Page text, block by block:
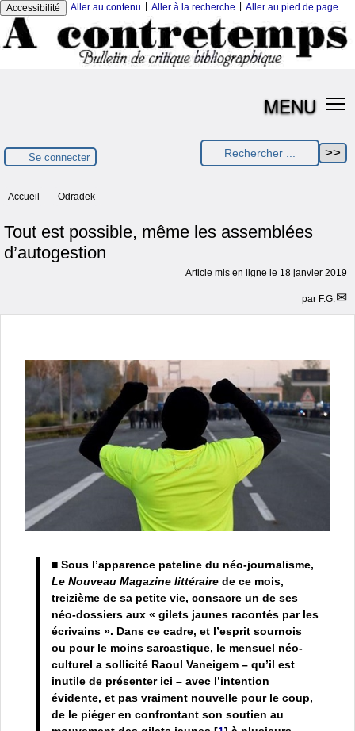
Accessibilité Aller au contenu Aller à la recherche Aller au pied de page
MENU
Se connecter
Accueil Odradek
Tout est possible, même les assemblées
d’autogestion
Article mis en ligne le 18 janvier 2019
par F.G.
■ Sous l’apparence pateline du néo-journalisme,
Le Nouveau Magazine littérairede ce mois,
treizième de sa petite vie, consacre un de ses
néo-dossiers aux « gilets jaunes racontés par les
écrivains ». Dans ce cadre, et l’esprit sournois
ou pour le moins sarcastique, le mensuel néo-
culturel a sollicité Raoul Vaneigem – qu’il est
inutile de présenter ici – avec l’intention
évidente, et pas vraiment nouvelle pour le coup,
de le piéger en confrontant son soutien au